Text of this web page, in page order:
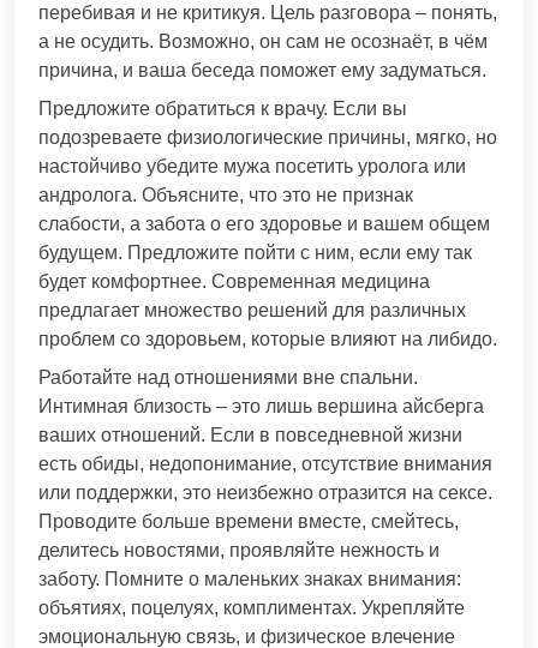
перебивая и не критикуя. Цель разговора – понять,
а не осудить. Возможно, он сам не осознаёт, в чём
причина, и ваша беседа поможет ему задуматься.
Предложите обратиться к врачу. Если вы
подозреваете физиологические причины, мягко, но
настойчиво убедите мужа посетить уролога или
андролога. Объясните, что это не признак
слабости, а забота о его здоровье и вашем общем
будущем. Предложите пойти с ним, если ему так
будет комфортнее. Современная медицина
предлагает множество решений для различных
проблем со здоровьем, которые влияют на либидо.
Работайте над отношениями вне спальни.
Интимная близость – это лишь вершина айсберга
ваших отношений. Если в повседневной жизни
есть обиды, недопонимание, отсутствие внимания
или поддержки, это неизбежно отразится на сексе.
Проводите больше времени вместе, смейтесь,
делитесь новостями, проявляйте нежность и
заботу. Помните о маленьких знаках внимания:
объятиях, поцелуях, комплиментах. Укрепляйте
эмоциональную связь, и физическое влечение